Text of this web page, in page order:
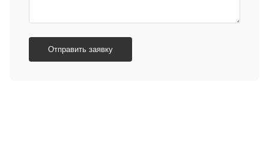
Отправить заявку